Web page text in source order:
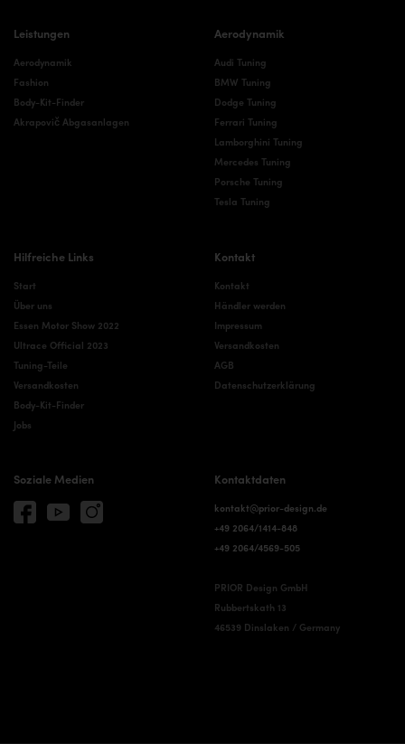
Leistungen
Aerodynamik
Fashion
Body-Kit-Finder
Akrapovič Abgasanlagen
Aerodynamik
Audi Tuning
BMW Tuning
Dodge Tuning
Ferrari Tuning
Lamborghini Tuning
Mercedes Tuning
Porsche Tuning
Tesla Tuning
Hilfreiche Links
Start
Über uns
Essen Motor Show 2022
Ultrace Official 2023
Tuning-Teile
Versandkosten
Body-Kit-Finder
Jobs
Kontakt
Kontakt
Händler werden
Impressum
Versandkosten
AGB
Datenschutzerklärung
Soziale Medien Kontaktdaten
kontakt@prior-design.de
+49 2064/1414-848
+49 2064/4569-505
PRIOR Design GmbH
Rubbertskath 13
46539 Dinslaken / Germany